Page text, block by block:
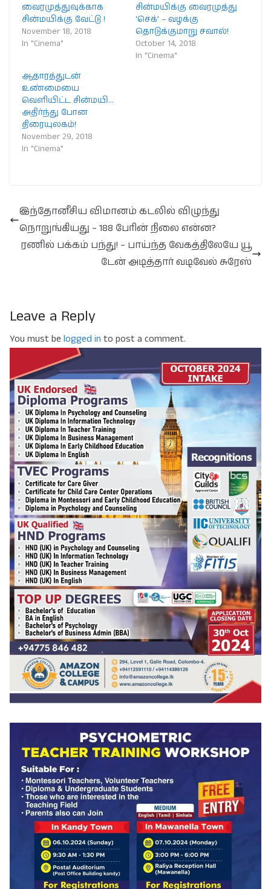
வைரமுத்துவுக்காக
சின்மயிக்கு வேட்டு !
November 18, 2018
In "Cinema"
சின்மயிக்கு வைரமுத்து
‘செக்’ – வழக்கு
தொடுக்குமாறு சவால்!
October 14, 2018
In "Cinema"
ஆதாரத்துடன்
உண்மையை
வெளியிட்ட சின்மயி…
அதிர்ந்து போன
திரையுலகம்!
November 29, 2018
In "Cinema"
இந்தோனீசிய விமானம் கடலில் விழுந்து
நொறுங்கியது – 188 பேரின் நிலை என்ன?
ரணில் பக்கம் பந்து! – பாய்ந்த வேகத்திலேயே யூ
டேன் அடித்தார் வடிவேல் சுரேஸ்
Leave a Reply
You must be logged in to post a comment.